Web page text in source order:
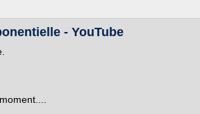
- YouTube